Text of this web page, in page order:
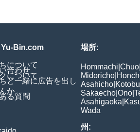
Yu-Bin.com
について
合わせ
について
と一緒に広告を出し
か
る質問
場所:
Hommachi Chuo
Midoricho
Asahicho
Sakaecho Ono
Asahigaoka
Wada
州: